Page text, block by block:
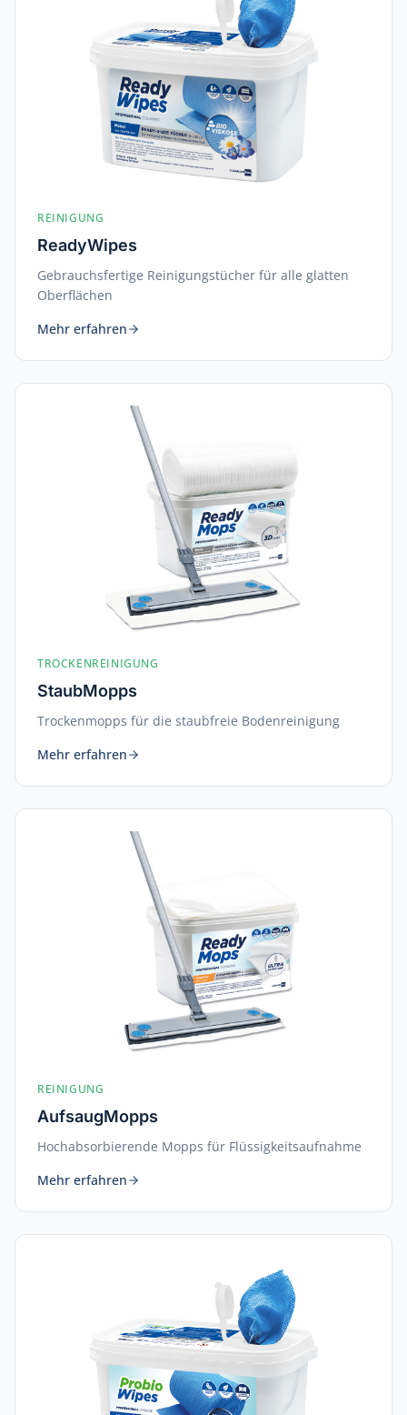
REINIGUNG
ReadyWipes
Gebrauchsfertige Reinigungstücher für alle glatten
Oberflächen
Mehr erfahren
TROCKENREINIGUNG
StaubMopps
Trockenmopps für die staubfreie Bodenreinigung
Mehr erfahren
REINIGUNG
AufsaugMopps
Hochabsorbierende Mopps für Flüssigkeitsaufnahme
Mehr erfahren